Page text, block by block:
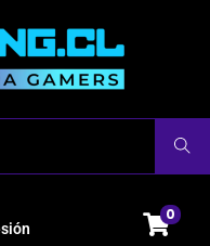
Buscar
0